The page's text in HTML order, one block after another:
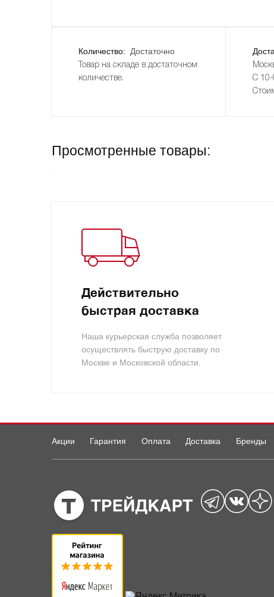
Количество: Достаточно
Товар на складе в достаточном
количестве.
С 10-
Просмотренные товары:
Действительно
быстрая доставка
Наша курьерская служба позволяет
осуществлять быструю доставку по
Москве и Московской области.
Акции Гарантия Оплата Доставка Бренды